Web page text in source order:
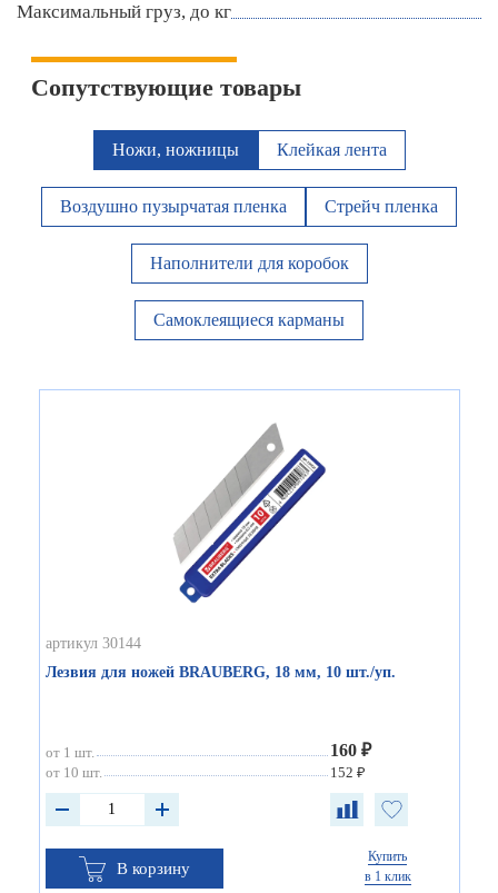
Максимальный груз, до кг
Сопутствующие товары
Ножи, ножницы Клейкая лента
Воздушно пузырчатая пленка Стрейч пленка
Наполнители для коробок
Самоклеящиеся карманы
артикул 30144
Лезвия для ножей BRAUBERG, 18 мм, 10 шт./уп.
от 1 шт. 160 ₽
от 10 шт. 152 ₽
В корзину
Купить
в 1 клик